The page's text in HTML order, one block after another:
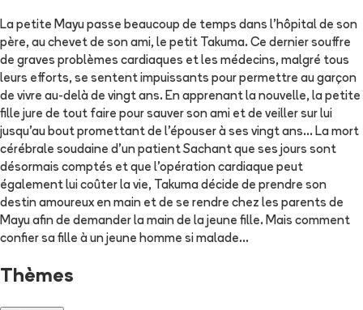
La petite Mayu passe beaucoup de temps dans l'hôpital de son
père, au chevet de son ami, le petit Takuma. Ce dernier souffre
de graves problèmes cardiaques et les médecins, malgré tous
leurs efforts, se sentent impuissants pour permettre au garçon
de vivre au-delà de vingt ans. En apprenant la nouvelle, la petite
fille jure de tout faire pour sauver son ami et de veiller sur lui
jusqu'au bout promettant de l'épouser à ses vingt ans... La mort
cérébrale soudaine d'un patient Sachant que ses jours sont
désormais comptés et que l'opération cardiaque peut
également lui coûter la vie, Takuma décide de prendre son
destin amoureux en main et de se rendre chez les parents de
Mayu afin de demander la main de la jeune fille. Mais comment
confier sa fille à un jeune homme si malade...
Thèmes